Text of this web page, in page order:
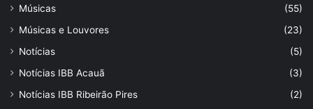
Músicas
(55)
Músicas e Louvores
(23)
Notícias
(5)
Notícias IBB Acauã
(3)
Notícias IBB Ribeirão Pires
(2)